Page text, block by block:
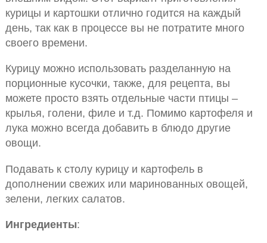
курицы и картошки отлично годится на каждый
день, так как в процессе вы не потратите много
своего времени.
Курицу можно использовать разделанную на
порционные кусочки, также, для рецепта, вы
можете просто взять отдельные части птицы –
крылья, голени, филе и т.д. Помимо картофеля и
лука можно всегда добавить в блюдо другие
овощи.
Подавать к столу курицу и картофель в
дополнении свежих или маринованных овощей,
зелени, легких салатов.
Ингредиенты: